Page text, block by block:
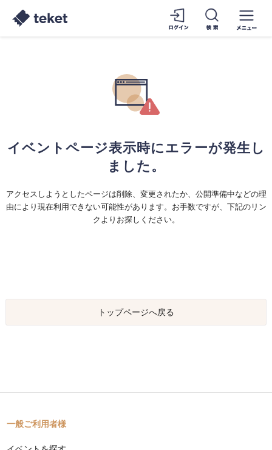
イベントページ表示時にエラーが発生し
ました。
アクセスしようとしたページは削除、変更されたか、公開準備中などの理
由により現在利用できない可能性があります。お手数ですが、下記のリン
クよりお探しください。
トップページへ戻る
一般ご利用者様